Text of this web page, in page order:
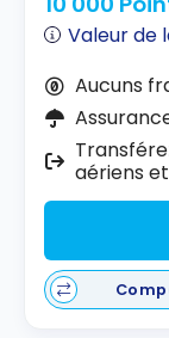
Valeur de
Aucuns
aériens